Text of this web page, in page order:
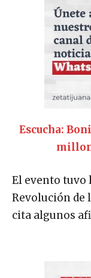
Escucha:
El evento tuvo
Revolución de
cita algunos